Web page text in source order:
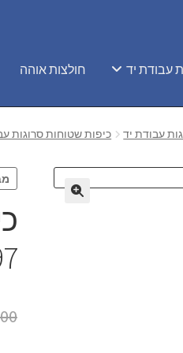
עבודת יד חולצות אוהה
עבודת יד כיפות שטוחות סרוגות